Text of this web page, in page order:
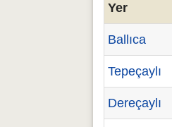
Yer
Ballıca
Tepeçaylı
Dereçaylı